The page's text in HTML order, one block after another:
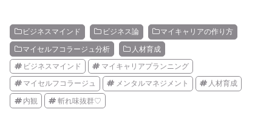
ビジネスマインド ビジネス論 マイキャリアの作り方
マイセルフコラージュ分析 人材育成
ビジネスマインド マイキャリアプランニング
マイセルフコラージュ メンタルマネジメント 人材育成
内観 斬れ味抜群♡